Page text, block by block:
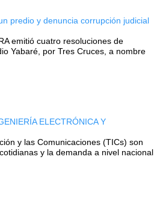
predio y denuncia corrupción judicial
emitió cuatro resoluciones de
Yabaré, por Tres Cruces, a nombre
ELECTRÓNICA Y
y las Comunicaciones (TICs) son
y la demanda a nivel nacional